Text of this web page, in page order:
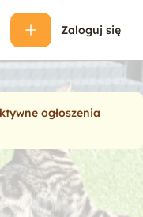
Zaloguj się
ogłoszenia